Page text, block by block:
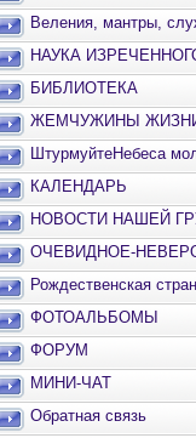
Веления, мантры,
НАУКА
БИБЛИОТЕКА
ЖЕМЧУЖИНЫ
ШтурмуйтеНебеса
КАЛЕНДАРЬ
НОВОСТИ НАШЕЙ
ОЧЕВИДНОЕ-
Рождественская
ФОТОАЛЬБОМЫ
ФОРУМ
МИНИ-ЧАТ
Обратная связь